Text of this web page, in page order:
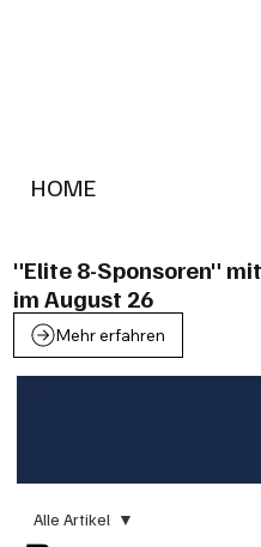
HOME
"Elite 8-Sponsoren"
im August 26
Mehr erfahren
Alle Artikel